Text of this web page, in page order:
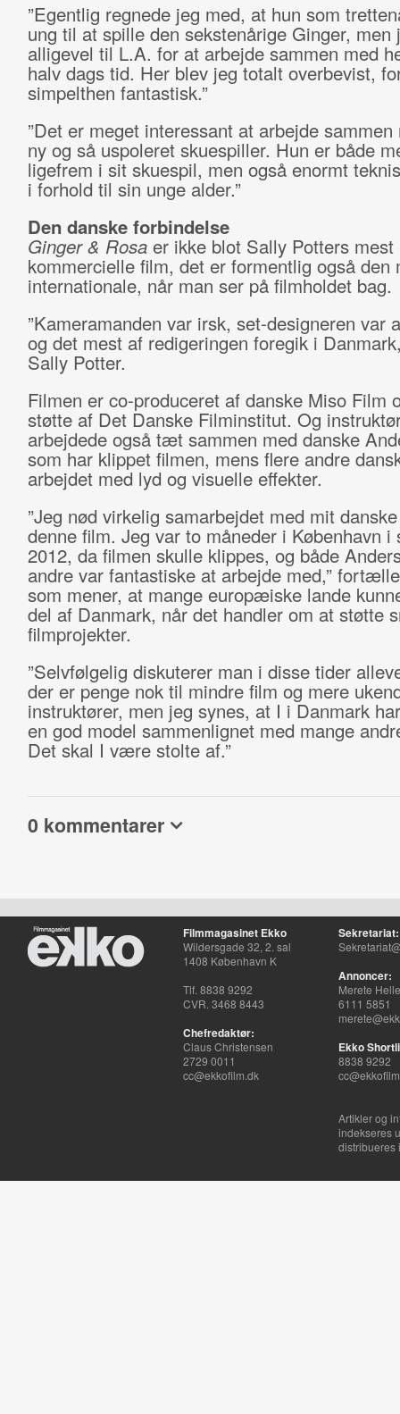
”Egentlig regnede jeg med, at hun som
ung til at spille den sekstenårige Ginger, men
alligevel til L.A. for at arbejde sammen med
halv dags tid. Her blev jeg totalt overbevist,
simpelthen fantastisk.”
”Det er meget interessant at arbejde sammen
ny og så uspoleret skuespiller. Hun er både
ligefrem i sit skuespil, men også enormt
i forhold til sin unge alder.”
Den danske forbindelse
Ginger & Rosaer ikke blot Sally Potters mest
kommercielle film, det er formentlig også den
internationale, når man ser på filmholdet bag.
”Kameramanden var irsk, set-designeren var
og det mest af redigeringen foregik i
Sally Potter.
Filmen er co-produceret af danske Miso Film
støtte af Det Danske Filminstitut. Og
arbejdede også tæt sammen med danske
som har klippet filmen, mens flere andre
arbejdet med lyd og visuelle effekter.
”Jeg nød virkelig samarbejdet med mit
denne film. Jeg var to måneder i København i
2012, da filmen skulle klippes, og både
andre var fantastiske at arbejde med,”
som mener, at mange europæiske lande
del af Danmark, når det handler om at støtte
filmprojekter.
”Selvfølgelig diskuterer man i disse tider
der er penge nok til mindre film og mere
instruktører, men jeg synes, at I i Danmark
en god model sammenlignet med mange
Det skal I være stolte af.”
0 kommentarer
Filmmagasinet Ekko
Wildersgade 32, 2. sal
1408 København K
Tlf. 8838 9292
CVR. 3468 8443
Chefredaktør:
Claus Christensen
2729 0011
cc@ekkofilm.dk
Sekretariat:
Annoncer:
Merete
6111 5851
Ekko
8838 9292
Artikler og
indekseres
distribueres